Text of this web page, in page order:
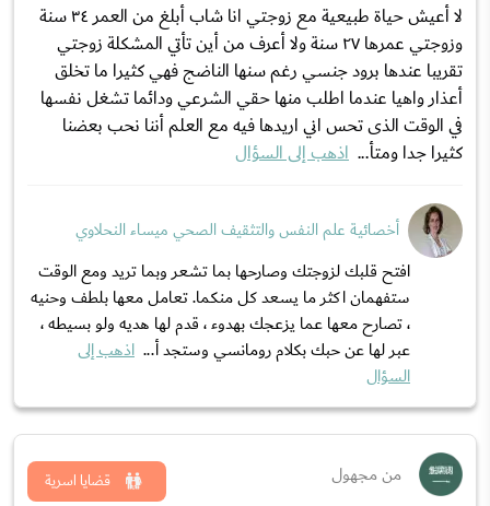
لا أعيش حياة طبيعية مع زوجتي انا شاب أبلغ من العمر ٣٤ سنة
وزوجتي عمرها ٢٧ سنة ولا أعرف من أين تأتي المشكلة زوجتي
تقريبا عندها برود جنسي رغم سنها الناضج فهي كثيرا ما تخلق
أعذار واهيا عندما اطلب منها حقي الشرعي ودائما تشغل نفسها
في الوقت الذى تحس اني اريدها فيه مع العلم أننا نحب بعضنا
كثيرا جدا ومتأ... اذهب إلى السؤال
أخصائية علم النفس والتثقيف الصحي ميساء النحلاوي
افتح قلبك لزوجتك وصارحها بما تشعر وبما تريد ومع الوقت
ستفهمان اكثر ما يسعد كل منكما. تعامل معها بلطف وحنيه
، تصارح معها عما يزعجك بهدوء ، قدم لها هديه ولو بسيطه ،
عبر لها عن حبك بكلام رومانسي وستجد أ... اذهب إلى
السؤال
من مجهول قضايا اسرية